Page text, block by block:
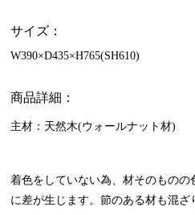
サイズ：
W390×D435×H765(SH610)
商品詳細：
主材：天然木(ウォールナット材)
着色をしていない為、材そのものの
に差が生じます。節のある材も混ざ